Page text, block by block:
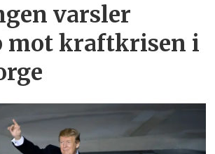
varsler
mot kraftkrisen i